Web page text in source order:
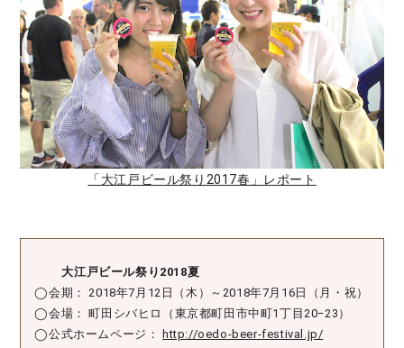
「大江戸ビール祭り2017春」レポート
大江戸ビール祭り2018夏
◯会期： 2018年7月12日（木）～2018年7月16日（月・祝）
◯会場： 町田シバヒロ（東京都町田市中町1丁目20−23）
◯公式ホームページ： http://oedo-beer-festival.jp/